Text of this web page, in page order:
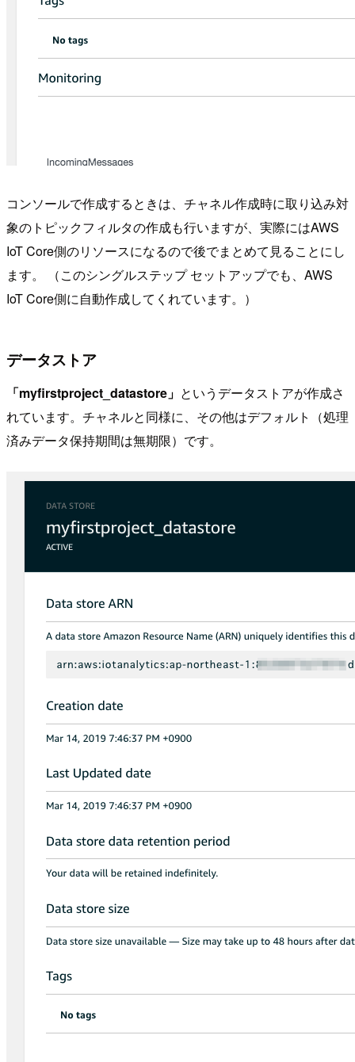
コンソールで作成するときは、チャネル作成時に取り込み対
象のトピックフィルタの作成も行いますが、実際にはAWS
IoT Core側のリソースになるので後でまとめて見ることにし
ます。 （このシングルステップ セットアップでも、AWS
IoT Core側に自動作成してくれています。）
データストア
「myfirstproject_datastore」 というデータストアが作成さ
れています。チャネルと同様に、その他はデフォルト（処理
済みデータ保持期間は無期限）です。